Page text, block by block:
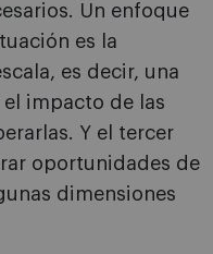
Un enfoque
es la
es decir, una
impacto de las
Y el tercer
oportunidades de
dimensiones